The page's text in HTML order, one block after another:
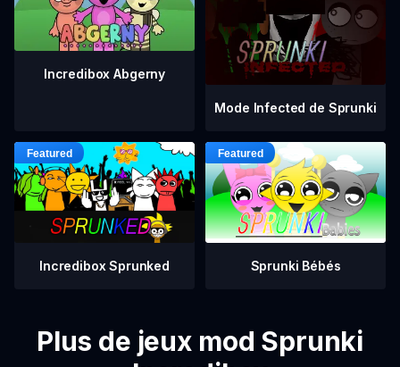
Incredibox Abgerny
Mode Infected de Sprunki
Incredibox Sprunked Sprunki Bébés
Plus de jeux mod Sprunki